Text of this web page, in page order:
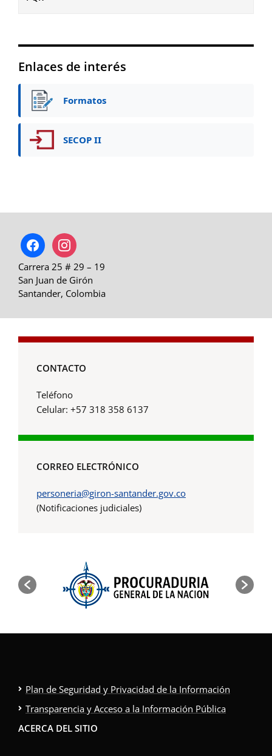
Enlaces de interés
Formatos
SECOP II
facebookinstagram
Carrera 25 # 29 – 19
San Juan de Girón
Santander, Colombia
CONTACTO
Teléfono
Celular: +57 318 358 6137
CORREO ELECTRÓNICO
personeria@giron-santander.gov.co
(Notificaciones judiciales)
Plan de Seguridad y Privacidad de la Información
Transparencia y Acceso a la Información Pública
ACERCA DEL SITIO